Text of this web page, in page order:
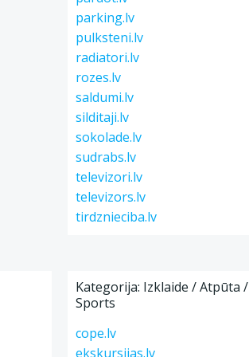
parking.lv
pulksteni.lv
radiatori.lv
rozes.lv
saldumi.lv
silditaji.lv
sokolade.lv
sudrabs.lv
televizori.lv
televizors.lv
tirdznieciba.lv
Kategorija: Izklaide / Atpūta /
Sports
cope.lv
ekskursijas.lv